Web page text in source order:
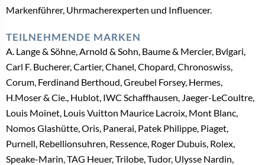
Markenführer, Uhrmacherexperten und Influencer.
TEILNEHMENDE MARKEN
A. Lange & Söhne, Arnold & Sohn, Baume & Mercier, Bvlgari,
Carl F. Bucherer, Cartier, Chanel, Chopard, Chronoswiss,
Corum, Ferdinand Berthoud, Greubel Forsey, Hermes,
H.Moser & Cie., Hublot, IWC Schaffhausen, Jaeger-LeCoultre,
Louis Moinet, Louis Vuitton Maurice Lacroix, Mont Blanc,
Nomos Glashütte, Oris, Panerai, Patek Philippe, Piaget,
Purnell, Rebellionsuhren, Ressence, Roger Dubuis, Rolex,
Speake-Marin, TAG Heuer, Trilobe, Tudor, Ulysse Nardin,